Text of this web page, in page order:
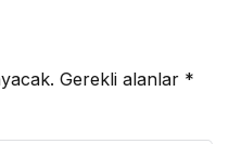
Gerekli alanlar *